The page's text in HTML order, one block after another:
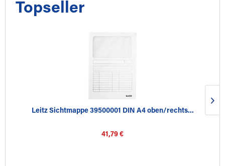
Topseller
Leitz Sichtmappe 39500001 DIN A4 oben/rechts...
41,79 €